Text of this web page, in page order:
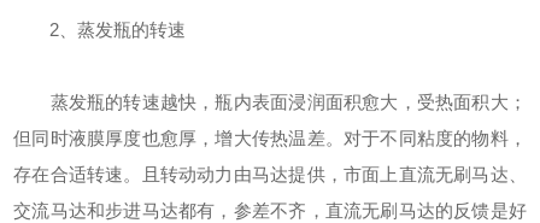
2、蒸发瓶的转速
蒸发瓶的转速越快，瓶内表面浸润面积愈大，受热面积大；
但同时液膜厚度也愈厚，增大传热温差。对于不同粘度的物料，
存在合适转速。且转动动力由马达提供，市面上直流无刷马达、
交流马达和步进马达都有，参差不齐，直流无刷马达的反馈是好